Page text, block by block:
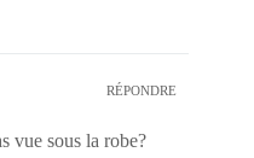
RÉPONDRE
vue sous la robe?